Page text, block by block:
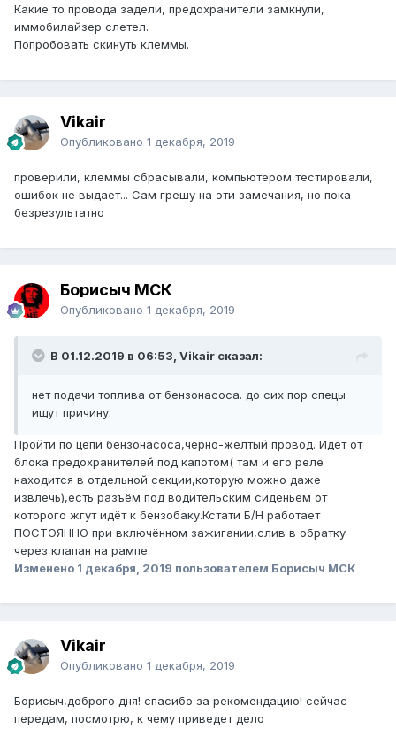
Какие то провода задели, предохранители замкнули,
иммобилайзер слетел.
Попробовать скинуть клеммы.
Vikair
Опубликовано 1 декабря, 2019
проверили, клеммы сбрасывали, компьютером тестировали,
ошибок не выдает... Сам грешу на эти замечания, но пока
безрезультатно
Борисыч МСК
Опубликовано 1 декабря, 2019
В 01.12.2019 в 06:53, Vikair сказал:
нет подачи топлива от бензонасоса. до сих пор спецы
ищут причину.
Пройти по цепи бензонасоса,чёрно-жёлтый провод. Идёт от
блока предохранителей под капотом( там и его реле
находится в отдельной секции,которую можно даже
извлечь),есть разъём под водительским сиденьем от
которого жгут идёт к бензобаку.Кстати Б/Н работает
ПОСТОЯННО при включённом зажигании,слив в обратку
через клапан на рампе.
Изменено 1 декабря, 2019 пользователем Борисыч МСК
Vikair
Опубликовано 1 декабря, 2019
Борисыч,доброго дня! спасибо за рекомендацию! сейчас
передам, посмотрю, к чему приведет дело